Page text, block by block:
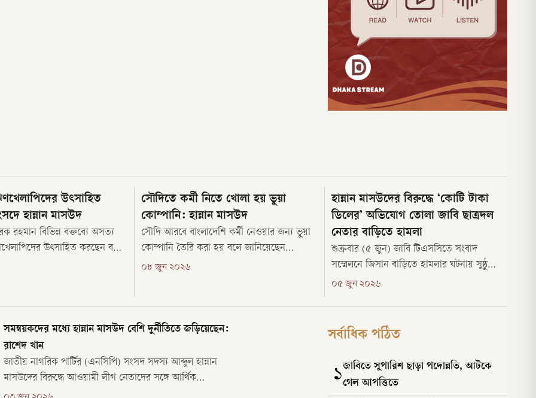
ঋণখেলাপিদের উৎসাহিত
হান্নান মাসউদ
রহমান বিভিন্ন বক্তব্যে অসত্য
উৎসাহিত করছেন বলে
এনসিপির সংসদ সদস্য হান্নান
করেন ডেপুটি স্পিকার
কামাল।
সৌদিতে কর্মী নিতে খোলা হয় ভুয়া
কোম্পানি: হান্নান মাসউদ
সৌদি আরবে বাংলাদেশি কর্মী নেওয়ার জন্য ভুয়া
কোম্পানি তৈরি করা হয় বলে জানিয়েছেন
নোয়াখালী-৬ আসনের সংসদ সদস্য ও জাতীয়
০৮ জুন ২০২৬
হান্নান মাসউদের বিরুদ্ধে ‘কোটি টাকা
ডিলের’ অভিযোগ তোলা জাবি ছাত্রদল
নেতার বাড়িতে হামলা
শুক্রবার (৫ জুন) জাবি টিএসসিতে সংবাদ
সম্মেলনে জিসান বাড়িতে হামলার ঘটনায় সুষ্ঠু
বিচারের দাবি জানান।
০৫ জুন ২০২৬
সমন্বয়কদের মধ্যে হান্নান মাসউদ বেশি দুর্নীতিতে জড়িয়েছেন:
রাশেদ খান
জাতীয় নাগরিক পার্টির (এনসিপি) সংসদ সদস্য আব্দুল হান্নান
মাসউদের বিরুদ্ধে আওয়ামী লীগ নেতাদের সঙ্গে আর্থিক
সমঝোতার অভিযোগ তুলেছেন বিএনপি নেতা রাশেদ খান। তিনি
সর্বাধিক পঠিত
১জাবিতে সুপারিশ ছাড়া পদোন্নতি, আটকে
গেল আপত্তিতে